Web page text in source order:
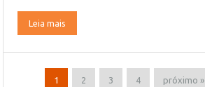
Leia mais
1 2 3 4 próximo »